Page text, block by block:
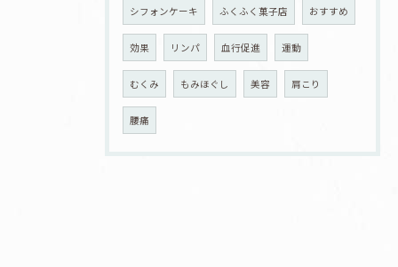
シフォンケーキ ふくふく菓子店 おすすめ
効果 リンパ 血行促進 運動
むくみ もみほぐし 美容 肩こり
腰痛